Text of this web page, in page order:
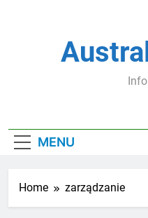
MENU
Home zarządzanie